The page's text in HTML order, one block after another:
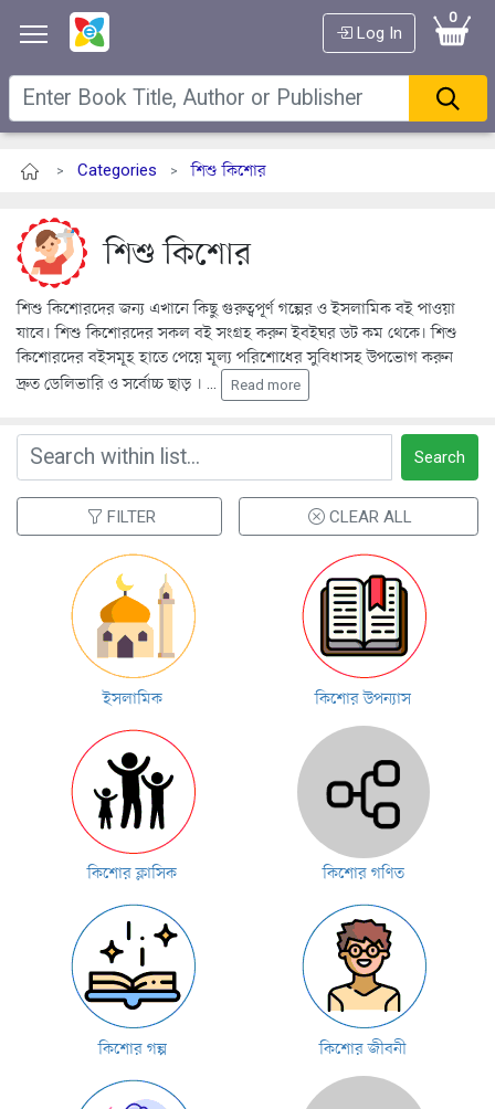
Log In
0
> Categories >শিশু কিশোর
শিশু কিশোর
শিশু কিশোরদের জন্য এখানে কিছু গুরুত্বপূর্ণ গল্পের ও ইসলামিক বই পাওয়া
যাবে। শিশু কিশোরদের সকল বই সংগ্রহ করুন ইবইঘর ডট কম থেকে। শিশু
কিশোরদের বইসমূহ হাতে পেয়ে মূল্য পরিশোধের সুবিধাসহ উপভোগ করুন
দ্রুত ডেলিভারি ও সর্বোচ্চ ছাড় । ... Read more
Search
FILTER CLEAR ALL
ইসলামিক কিশোর উপন্যাস
কিশোর ক্লাসিক কিশোর গণিত
কিশোর গল্প কিশোর জীবনী